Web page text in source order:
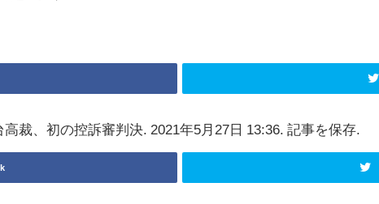
裁、初の控訴審判決. 2021年5月27日 13:36. 記事を保存.